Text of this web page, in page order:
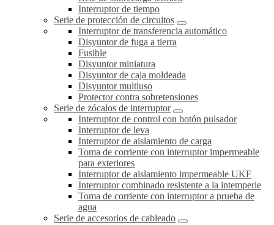
Interruptor de tiempo
Serie de protección de circuitos
Interruptor de transferencia automático
Disyuntor de fuga a tierra
Fusible
Disyuntor miniatura
Disyuntor de caja moldeada
Disyuntor multiuso
Protector contra sobretensiones
Serie de zócalos de interruptor
Interruptor de control con botón pulsador
Interruptor de leva
Interruptor de aislamiento de carga
Toma de corriente con interruptor impermeable
para exteriores
Interruptor de aislamiento impermeable UKF
Interruptor combinado resistente a la intemperie
Toma de corriente con interruptor a prueba de
agua
Serie de accesorios de cableado